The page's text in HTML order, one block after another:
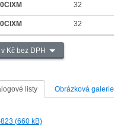
32
32
Kč bez DPH
listy Obrázková galerie
(660 kB)